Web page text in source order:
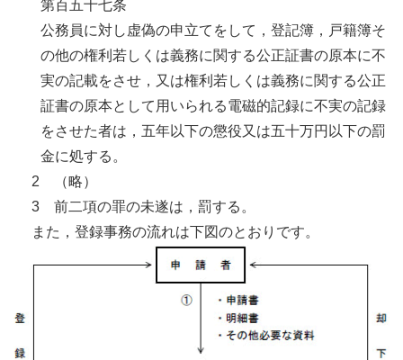
第百五十七条
公務員に対し虚偽の申立てをして，登記簿，戸籍簿そ
の他の権利若しくは義務に関する公正証書の原本に不
実の記載をさせ，又は権利若しくは義務に関する公正
証書の原本として用いられる電磁的記録に不実の記録
をさせた者は，五年以下の懲役又は五十万円以下の罰
金に処する。
2 （略）
3 前二項の罪の未遂は，罰する。
また，登録事務の流れは下図のとおりです。